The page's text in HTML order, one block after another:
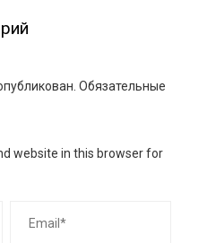
Обязательные
website in this browser for